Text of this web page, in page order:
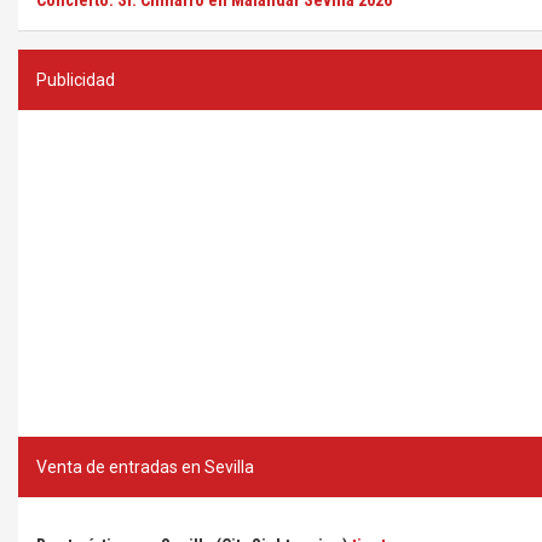
Publicidad
Venta de entradas en Sevilla